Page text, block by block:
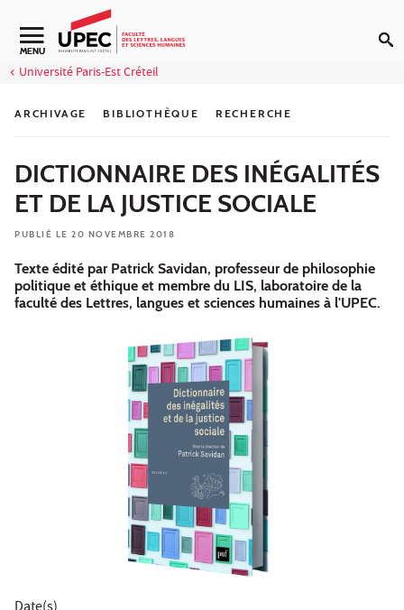
Aller au contenu
Navigation secondaire
MENU
Université Paris-Est Créteil
ARCHIVAGE BIBLIOTHÈQUE RECHERCHE
DICTIONNAIRE DES INÉGALITÉS
ET DE LA JUSTICE SOCIALE
PUBLIÉ LE 20 NOVEMBRE 2018
Texte édité par Patrick Savidan, professeur de philosophie
politique et éthique et membre du LIS, laboratoire de la
faculté des Lettres, langues et sciences humaines à l'UPEC.